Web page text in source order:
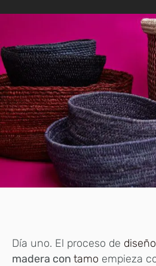
Día uno. El proceso de diseño
madera con tamo empieza